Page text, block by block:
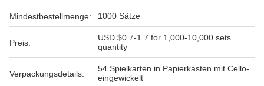
Mindestbestellmenge: 1000 Sätze
Preis:
USD $0.7-1.7 for 1,000-10,000 sets
quantity
Verpackungsdetails:
54 Spielkarten in Papierkasten mit Cello-
eingewickelt